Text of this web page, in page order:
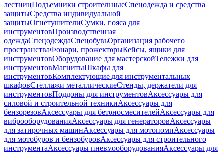
лестницПодъемники строительныеСпецодежда и средства
защитыСредства индивидуальной
защитыОгнетушителиСумки, пояса для
инструментовПроизводственная
одеждаСпецодеждаСпецобувьОрганизация рабочего
пространстваФонари, прожекторыКейсы, ящики для
инструментовОборудование для мастерскойТележки для
инструментовМагнитыШкафы для
инструментовКомплектующие для инструментальных
шкафовСтеллажи металлическиеСтенды, держатели для
инструментовПоддоны для инструментовАксессуары для
силовой и строительной техникиАксессуары для
бензорезовАксессуары для бетоносмесителейАксессуары для
виброоборудованияАксессуары для генераторовАксессуары
для затирочных машинАксессуары для мотопомпАксессуары
для мотобуров и бензобуровАксессуары для строительного
инструментаАксессуары пневмооборудованияАксессуары для